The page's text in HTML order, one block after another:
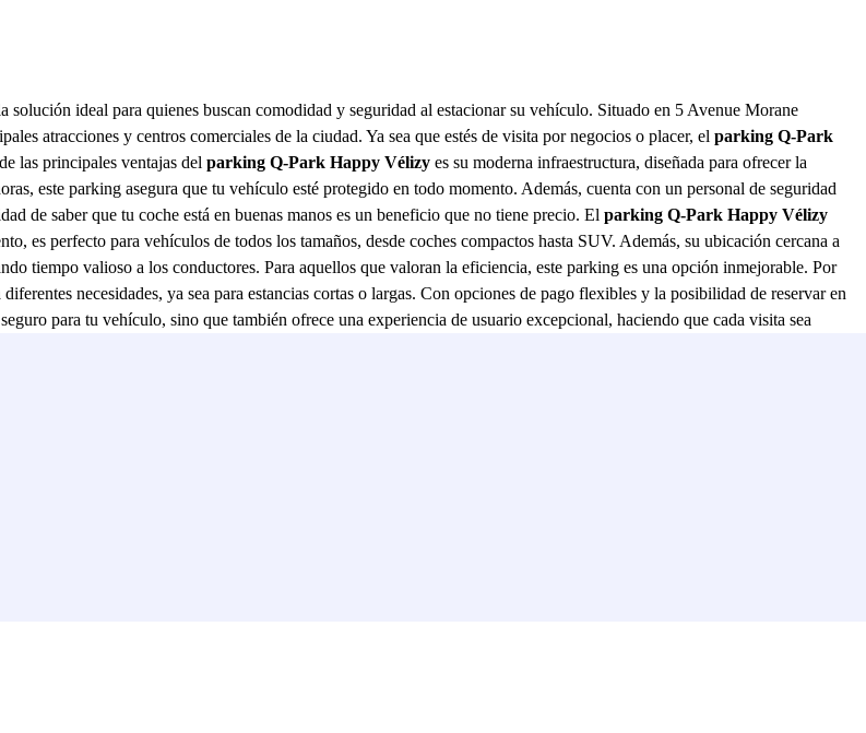
solución ideal para quienes buscan comodidad y seguridad al estacionar su vehículo. Situado en 5 Avenue Morane
atracciones y centros comerciales de la ciudad. Ya sea que estés de visita por negocios o placer, el parking Q-Park
las principales ventajas del parking Q-Park Happy Vélizy es su moderna infraestructura, diseñada para ofrecer la
este parking asegura que tu vehículo esté protegido en todo momento. Además, cuenta con un personal de seguridad
de saber que tu coche está en buenas manos es un beneficio que no tiene precio. El parking Q-Park Happy Vélizy
es perfecto para vehículos de todos los tamaños, desde coches compactos hasta SUV. Además, su ubicación cercana a
tiempo valioso a los conductores. Para aquellos que valoran la eficiencia, este parking es una opción inmejorable. Por
necesidades, ya sea para estancias cortas o largas. Con opciones de pago flexibles y la posibilidad de reservar en
para tu vehículo, sino que también ofrece una experiencia de usuario excepcional, haciendo que cada visita sea